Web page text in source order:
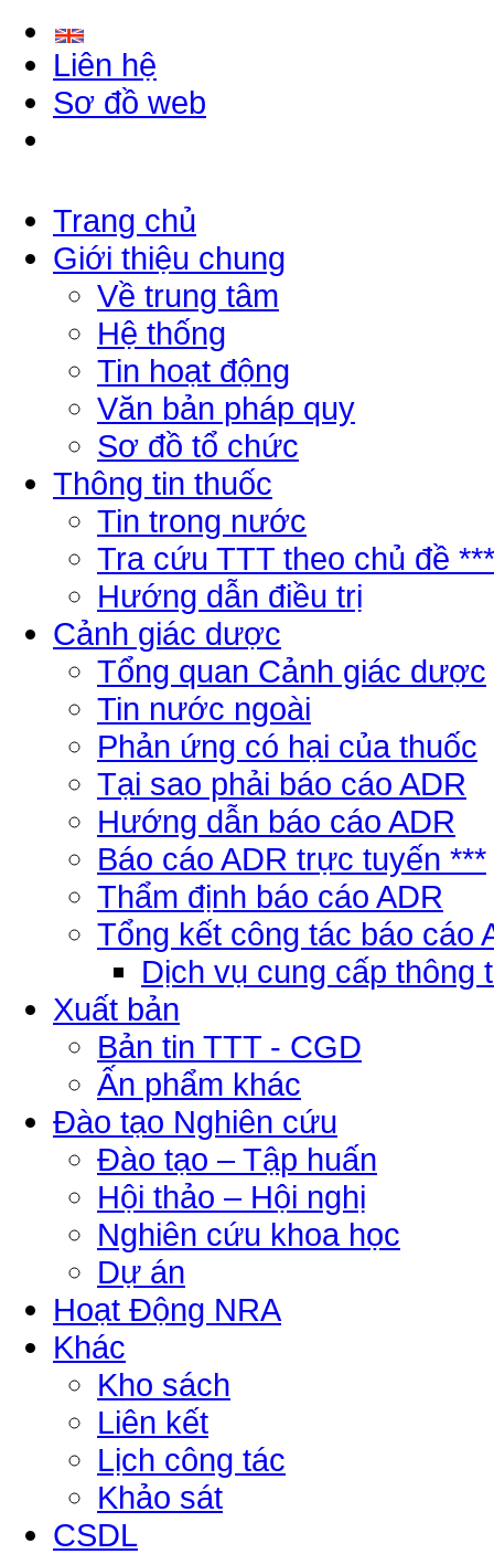
Liên hệ
Sơ đồ web
Trang chủ
Giới thiệu chung
Về trung tâm
Hệ thống
Tin hoạt động
Văn bản pháp quy
Sơ đồ tổ chức
Thông tin thuốc
Tin trong nước
Tra cứu TTT theo chủ đề ***
Hướng dẫn điều trị
Cảnh giác dược
Tổng quan Cảnh giác dược
Tin nước ngoài
Phản ứng có hại của thuốc
Tại sao phải báo cáo ADR
Hướng dẫn báo cáo ADR
Báo cáo ADR trực tuyến ***
Thẩm định báo cáo ADR
Tổng kết công tác báo cáo
Dịch vụ cung cấp thông
Xuất bản
Bản tin TTT - CGD
Ấn phẩm khác
Đào tạo Nghiên cứu
Đào tạo – Tập huấn
Hội thảo – Hội nghị
Nghiên cứu khoa học
Dự án
Hoạt Động NRA
Khác
Kho sách
Liên kết
Lịch công tác
Khảo sát
CSDL